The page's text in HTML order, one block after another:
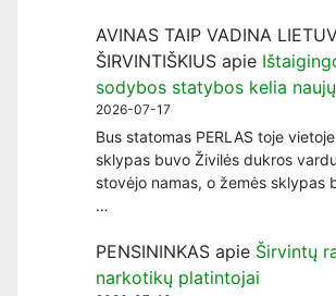
AVINAS TAIP VADINA
ŠIRVINTIŠKIUS apie
sodybos statybos kelia
2026-07-17
Bus statomas PERLAS toje
sklypas buvo Živilės dukros
stovėjo namas, o žemės sklypas
…
PENSININKAS apie Širvintų
narkotikų platintojai